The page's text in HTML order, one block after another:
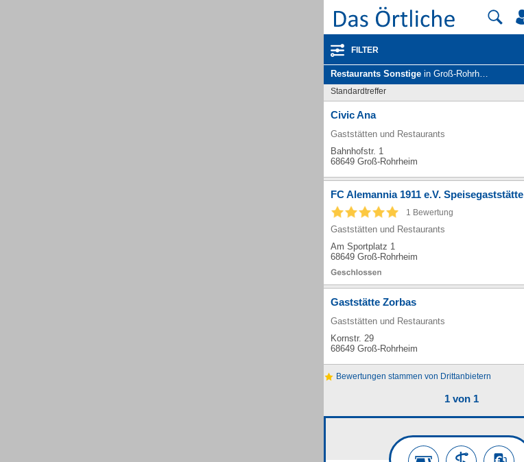
FILTER
Restaurants Sonstige in Groß-Rohrheim
Standardtreffer
Civic Ana
Gaststätten und Restaurants
Bahnhofstr. 1
68649 Groß-Rohrheim
FC Alemannia 1911 e.V. Speisegaststätte
1 Bewertung
Gaststätten und Restaurants
Am Sportplatz 1
68649 Groß-Rohrheim
Gaststätte Zorbas
Gaststätten und Restaurants
Kornstr. 29
68649 Groß-Rohrheim
Bewertungen stammen von Drittanbietern
1 von 1